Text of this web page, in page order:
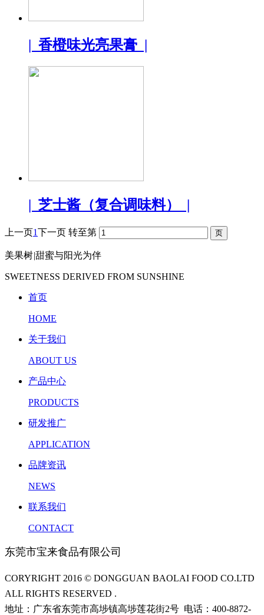
| 香橙味光亮果膏 |
| 芝士酱（复合调味料） |
上一页1下一页 转至第
美果树|甜蜜与阳光为伴
SWEETNESS DERIVED FROM SUNSHINE
首页
HOME
关于我们
ABOUT US
产品中心
PRODUCTS
研发推广
APPLICATION
品牌资讯
NEWS
联系我们
CONTACT
东莞市宝来食品有限公司
CORYRIGHT 2016 © DONGGUAN BAOLAI FOOD CO.LTD
ALL RIGHTS RESERVED .
地址：广东省东莞市高埗镇高埗莲花街2号 电话：400-8872-